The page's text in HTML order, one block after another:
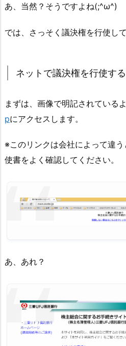
あ、当然？そうですよね(;^ω^)
では、さっそく議決権を行使し
ネットで議決権を行使す
まずは、画像で明記されているよ
pにアクセスします。
※このリンクは会社によって違
使書をよく確認してください。
あ、あれ？